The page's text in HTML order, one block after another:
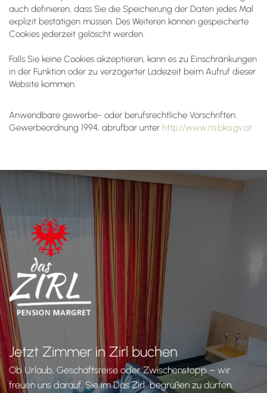
auch definieren, dass Sie die Speicherung der Daten jedes Mal
explizit bestätigen müssen. Des Weiteren können gespeicherte
Cookies jederzeit gelöscht werden.
Falls Sie keine Cookies akzeptieren, kann es zu Einschränkungen
in der Funktion oder zu verzögerter Ladezeit beim Aufruf dieser
Website kommen.
Anwendbare gewerbe- oder berufsrechtliche Vorschriften:
Gewerbeordnung 1994, abrufbar unter http://www.ris.bka.gv.at
Jetzt Zimmer in Zirl buchen
Ob Urlaub, Geschäftsreise oder Zwischenstopp – wir
freuen uns darauf, Sie im Das Zirl begrüßen zu dürfen.